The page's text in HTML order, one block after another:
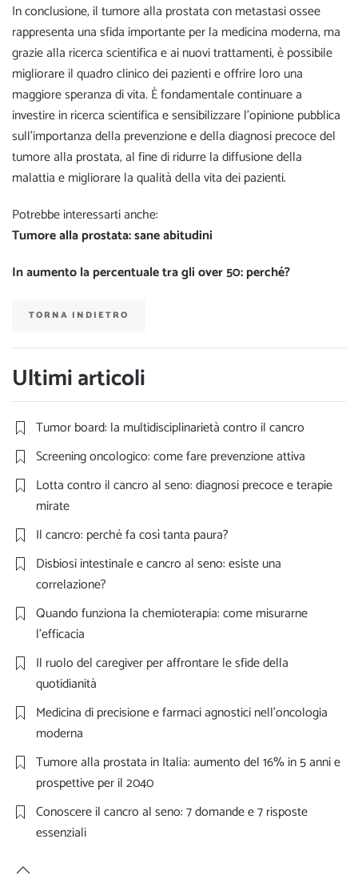
In conclusione, il tumore alla prostata con metastasi ossee
rappresenta una sfida importante per la medicina moderna, ma
grazie alla ricerca scientifica e ai nuovi trattamenti, è possibile
migliorare il quadro clinico dei pazienti e offrire loro una
maggiore speranza di vita. È fondamentale continuare a
investire in ricerca scientifica e sensibilizzare l’opinione pubblica
sull’importanza della prevenzione e della diagnosi precoce del
tumore alla prostata, al fine di ridurre la diffusione della
malattia e migliorare la qualità della vita dei pazienti.
Potrebbe interessarti anche:
Tumore alla prostata: sane abitudini
In aumento la percentuale tra gli over 50: perché?
TORNA INDIETRO
Ultimi articoli
Tumor board: la multidisciplinarietà contro il cancro
Screening oncologico: come fare prevenzione attiva
Lotta contro il cancro al seno: diagnosi precoce e terapie
mirate
Il cancro: perché fa così tanta paura?
Disbiosi intestinale e cancro al seno: esiste una
correlazione?
Quando funziona la chemioterapia: come misurarne
l’efficacia
Il ruolo del caregiver per affrontare le sfide della
quotidianità
Medicina di precisione e farmaci agnostici nell’oncologia
moderna
Tumore alla prostata in Italia: aumento del 16% in 5 anni e
prospettive per il 2040
Conoscere il cancro al seno: 7 domande e 7 risposte
essenziali